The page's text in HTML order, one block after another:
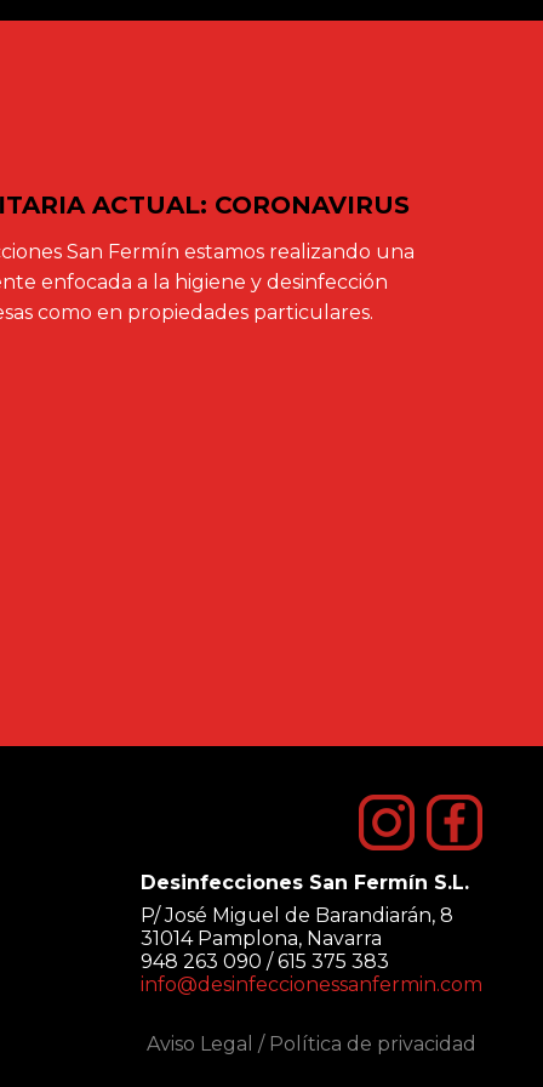
ACTUAL: CORONAVIRUS
San Fermín estamos realizando una
enfocada a la higiene y desinfección
como en propiedades particulares.
Desinfecciones San Fermín S.L.
P/ José Miguel de Barandiarán, 8
31014 Pamplona, Navarra
948 263 090 / 615 375 383
info@desinfeccionessanfermin.com
Aviso Legal / Política de privacidad